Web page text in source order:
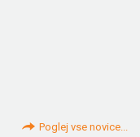
Poglej vse novice...